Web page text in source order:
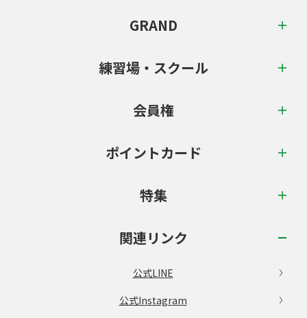
GRAND
練習場・スクール
会員権
ポイントカード
特集
関連リンク
公式LINE
公式Instagram